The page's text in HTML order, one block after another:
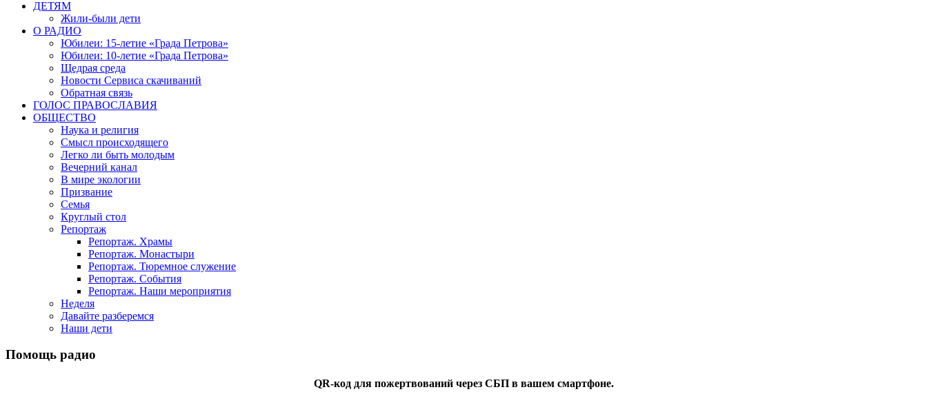
ДЕТЯМ
Жили-были дети
О РАДИО
Юбилеи: 15-летие «Града Петрова»
Юбилеи: 10-летие «Града Петрова»
Щедрая среда
Новости Сервиса скачиваний
Обратная связь
ГОЛОС ПРАВОСЛАВИЯ
ОБЩЕСТВО
Наука и религия
Смысл происходящего
Легко ли быть молодым
Вечерний канал
В мире экологии
Призвание
Семья
Круглый стол
Репортаж
Репортаж. Храмы
Репортаж. Монастыри
Репортаж. Тюремное служение
Репортаж. События
Репортаж. Наши мероприятия
Неделя
Давайте разберемся
Наши дети
Помощь радио
QR-код для пожертвований через СБП в вашем смартфоне.